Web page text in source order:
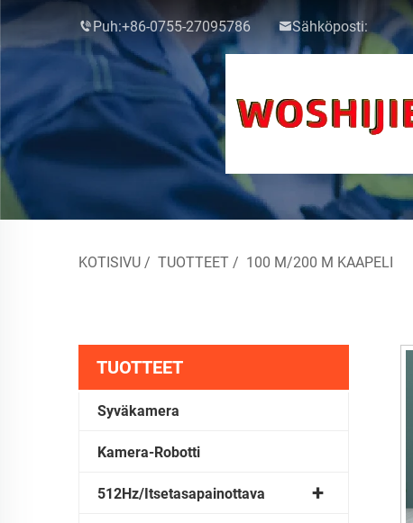
Puh:+86-0755-27095786 Sähköposti:
KOTISIVU / TUOTTEET / 100 M/200 M KAAPELI
TUOTTEET
Syväkamera
Kamera-Robotti
512Hz/Itsetasapainottava